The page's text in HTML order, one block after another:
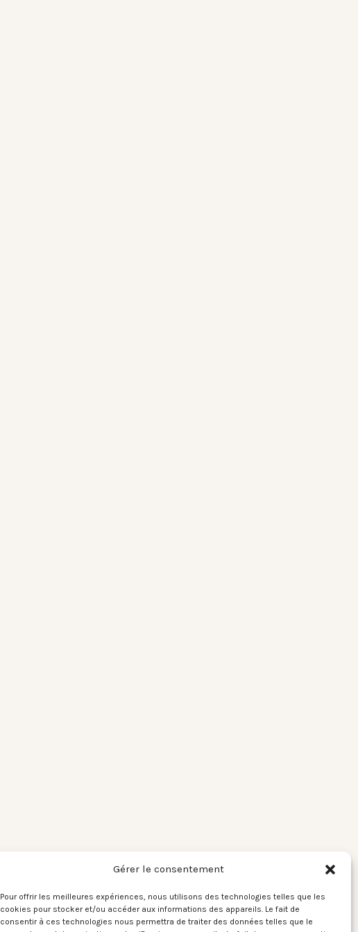
Gérer le consentement
Pour offrir les meilleures expériences, nous utilisons des technologies telles que les
cookies pour stocker et/ou accéder aux informations des appareils. Le fait de
consentir à ces technologies nous permettra de traiter des données telles que le